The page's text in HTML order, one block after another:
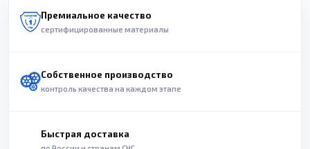
Премиальное качество
сертифицированные материалы
Собственное производство
контроль качества на каждом этапе
Быстрая доставка